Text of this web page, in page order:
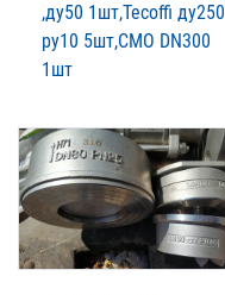
,ду50 1шт,Tecoffi ду250
ру10 5шт,CMO DN300
1шт